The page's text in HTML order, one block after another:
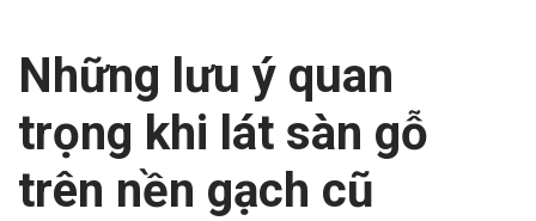
Những lưu ý quan
trọng khi lát sàn gỗ
trên nền gạch cũ